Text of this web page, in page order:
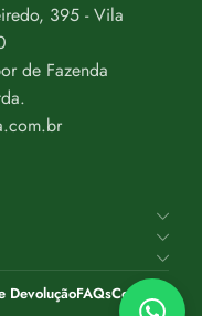
395 - Vila
de Fazenda
DevoluçãoFAQsContato